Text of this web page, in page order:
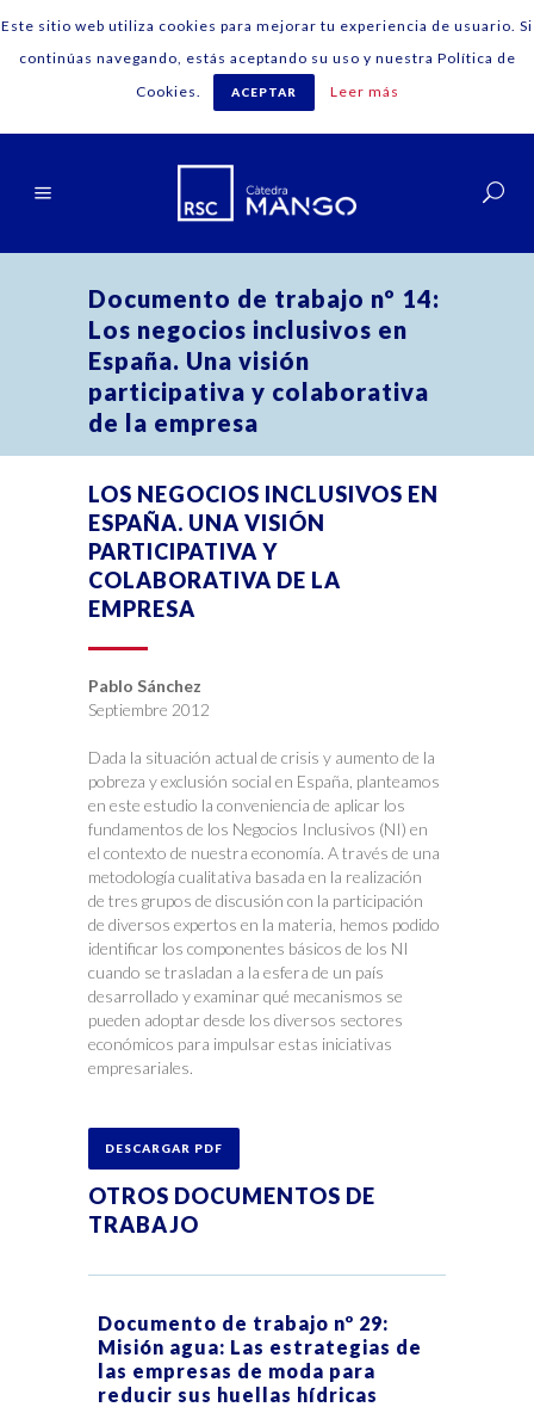
Español
Documento de trabajo nº 14:
Los negocios inclusivos en
España. Una visión
participativa y colaborativa
de la empresa
LOS NEGOCIOS INCLUSIVOS EN
ESPAÑA. UNA VISIÓN
PARTICIPATIVA Y
COLABORATIVA DE LA
EMPRESA
Pablo Sánchez
Septiembre 2012
Dada la situación actual de crisis y aumento de la
pobreza y exclusión social en España, planteamos
en este estudio la conveniencia de aplicar los
fundamentos de los Negocios Inclusivos (NI) en
el contexto de nuestra economía. A través de una
metodología cualitativa basada en la realización
de tres grupos de discusión con la participación
de diversos expertos en la materia, hemos podido
identificar los componentes básicos de los NI
cuando se trasladan a la esfera de un país
desarrollado y examinar qué mecanismos se
pueden adoptar desde los diversos sectores
económicos para impulsar estas iniciativas
empresariales.
DESCARGAR PDF
OTROS DOCUMENTOS DE
TRABAJO
Documento de trabajo nº 29:
Misión agua: Las estrategias de
las empresas de moda para
reducir sus huellas hídricas
Este sitio web utiliza cookies para mejorar tu experiencia de usuario. Si
continúas navegando, estás aceptando su uso y nuestra Política de
Cookies.
ACEPTAR Leer más